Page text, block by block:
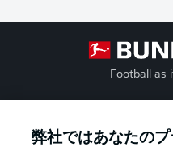
Football as
弊社ではあなたの